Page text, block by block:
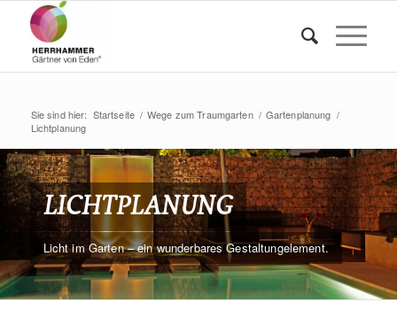
Sie sind hier: Startseite / Wege zum Traumgarten / Gartenplanung /
Lichtplanung
LICHTPLANUNG
Licht im Garten – ein wunderbares Gestaltungelement.